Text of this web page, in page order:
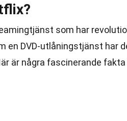
som har
en DVD-utlåningstjänst har
är några fascinerande